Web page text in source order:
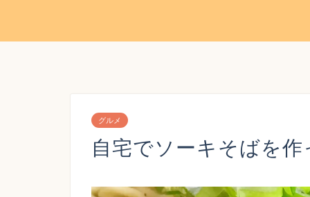
グルメ
自宅でソーキそばを